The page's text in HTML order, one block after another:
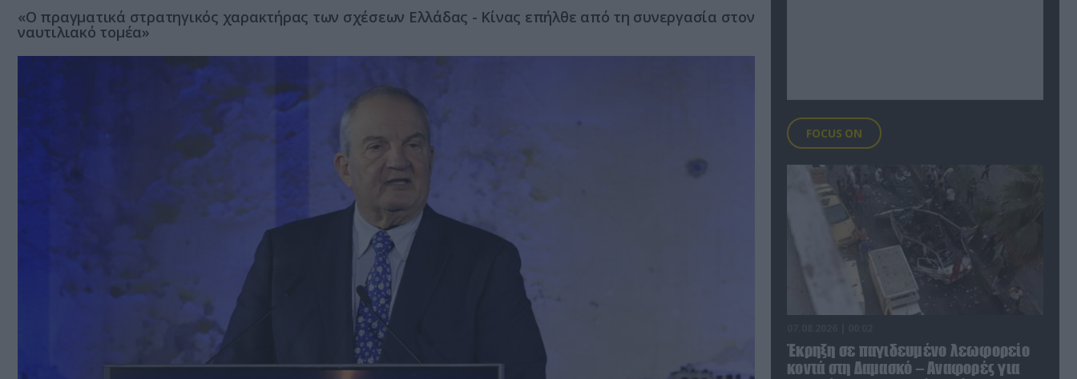
«Ο πραγματικά στρατηγικός χαρακτήρας των σχέσεων Ελλάδας - Κίνας επήλθε από τη συνεργασία στον
ναυτιλιακό τομέα»
FOCUS ON
Έκρηξη σε παγιδευμένο λεωφορείο
κοντά στη Δαμασκό – Αναφορές για